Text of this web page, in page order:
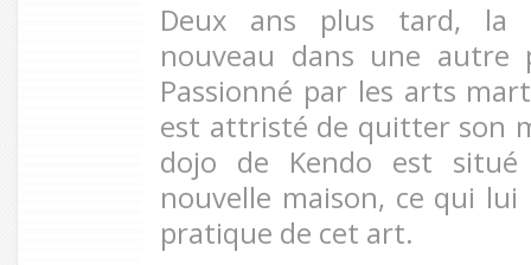
Deux ans plus tard, la
nouveau dans une autre
Passionné par les arts
est attristé de quitter son
dojo de Kendo est
nouvelle maison, ce qui
pratique de cet art.